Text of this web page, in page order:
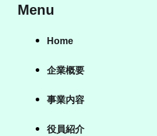
Menu
Home
企業概要
事業内容
役員紹介